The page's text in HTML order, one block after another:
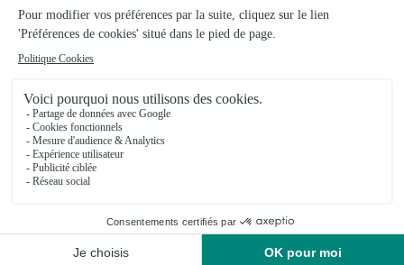
La Fleuristerie
Cruseilles
159, Grande Rue
Voir la boutique